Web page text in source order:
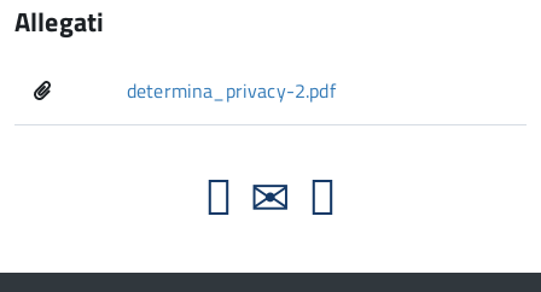
Allegati
determina_privacy-2.pdf